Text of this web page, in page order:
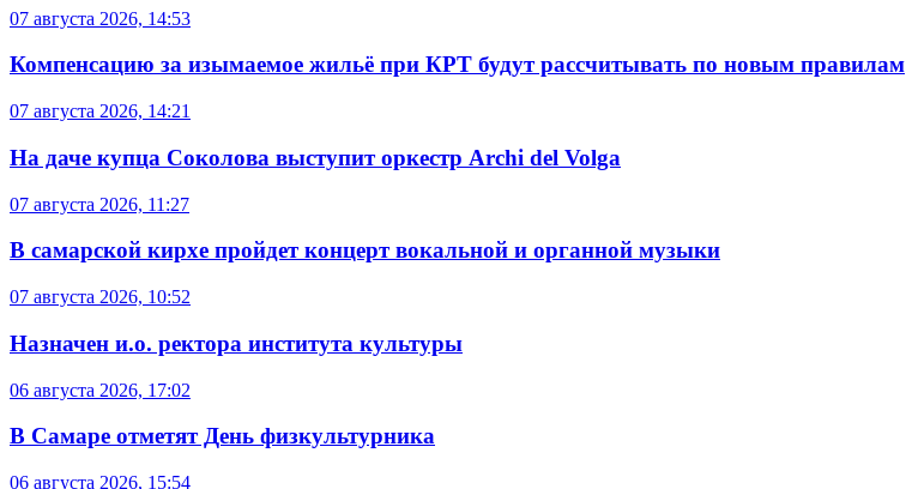
07 августа 2026, 14:53
Компенсацию за изымаемое жильё при КРТ будут рассчитывать по новым правилам
07 августа 2026, 14:21
На даче купца Соколова выступит оркестр Archi del Volga
07 августа 2026, 11:27
В самарской кирхе пройдет концерт вокальной и органной музыки
07 августа 2026, 10:52
Назначен и.о. ректора института культуры
06 августа 2026, 17:02
В Самаре отметят День физкультурника
06 августа 2026, 15:54